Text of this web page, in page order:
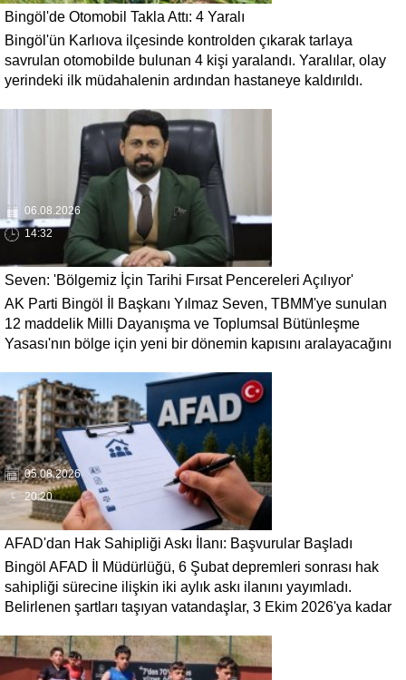
Bingöl'de Otomobil Takla Attı: 4 Yaralı
Bingöl'ün Karlıova ilçesinde kontrolden çıkarak tarlaya
savrulan otomobilde bulunan 4 kişi yaralandı. Yaralılar, olay
yerindeki ilk müdahalenin ardından hastaneye kaldırıldı.
06.08.2026
14:32
Seven: 'Bölgemiz İçin Tarihi Fırsat Pencereleri Açılıyor'
AK Parti Bingöl İl Başkanı Yılmaz Seven, TBMM'ye sunulan
12 maddelik Milli Dayanışma ve Toplumsal Bütünleşme
Yasası'nın bölge için yeni bir dönemin kapısını aralayacağını
ardından bölgemizin üretim, yatırım ve istihdam potansiyelinin
yeniden canlanacağına inanıyoruz' dedi.
05.08.2026
20:20
AFAD'dan Hak Sahipliği Askı İlanı: Başvurular Başladı
Bingöl AFAD İl Müdürlüğü, 6 Şubat depremleri sonrası hak
sahipliği sürecine ilişkin iki aylık askı ilanını yayımladı.
Belirlenen şartları taşıyan vatandaşlar, 3 Ekim 2026'ya kadar